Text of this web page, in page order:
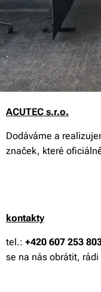
.
ACUTEC s.r.o.
Dodáváme a
značek, které
kontakty
tel.: +420 607 253
se na nás obrátit,